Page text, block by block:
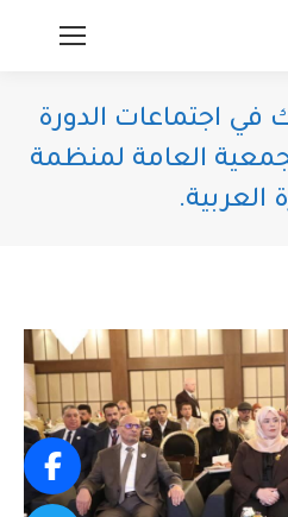
في اجتماعات الدورة
العامة لمنظمة
العربية.